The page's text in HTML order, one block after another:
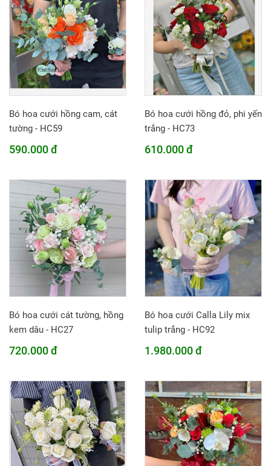
Bó hoa cưới hồng cam, cát
tường - HC59
590.000 đ
Bó hoa cưới hồng đỏ, phi yến
trắng - HC73
610.000 đ
Bó hoa cưới cát tường, hồng
kem dâu - HC27
720.000 đ
Bó hoa cưới Calla Lily mix
tulip trắng - HC92
1.980.000 đ